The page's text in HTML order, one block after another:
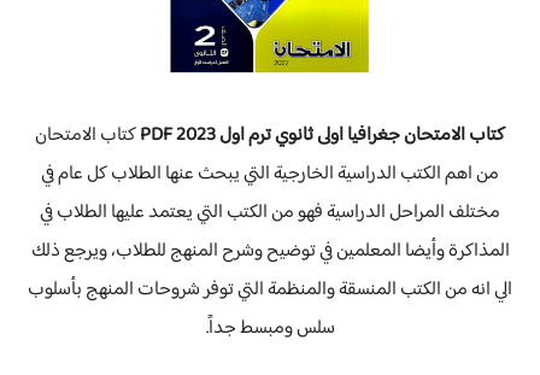
كتاب الامتحان جغرافيا اولى ثانوي ترم اول 2023 PDF
كتاب الامتحان
من اهم الكتب الدراسية الخارجية التي يبحث عنها الطلاب كل عام في
مختلف المراحل الدراسية فهو من الكتب التي يعتمد عليها الطلاب في
المذاكرة وأيضا المعلمين في توضيح وشرح المنهج للطلاب، ويرجع ذلك
الي انه من الكتب المنسقة والمنظمة التي توفر شروحات المنهج بأسلوب
سلس ومبسط جداً.